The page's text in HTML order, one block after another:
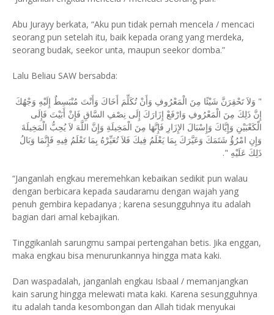
Abu Jurayy berkata, “Aku pun tidak pernah mencela / mencaci
seorang pun setelah itu, baik kepada orang yang merdeka,
seorang budak, seekor unta, maupun seekor domba.”
Lalu Beliau SAW bersabda:
"‏ وَلاَ تَحْقِرَنَّ شَيْئًا مِنَ الْمَعْرُوفِ وَأَنْ تُكَلِّمَ أَخَاكَ وَأَنْتَ مُنْبَسِطٌ إِلَيْهِ وَجْهُكَ
إِنَّ ذَلِكَ مِنَ الْمَعْرُوفِ وَارْفَعْ إِزَارَكَ إِلَى نِصْفِ السَّاقِ فَإِنْ أَبَيْتَ فَإِلَى
الْكَعْبَيْنِ وَإِيَّاكَ وَإِسْبَالَ الإِزَارِ فَإِنَّهَا مِنَ الْمَخِيلَةِ وَإِنَّ اللَّهَ لاَ يُحِبُّ الْمَخِيلَةَ
وَإِنِ امْرُؤٌ شَتَمَكَ وَعَيَّرَكَ بِمَا يَعْلَمُ فِيكَ فَلاَ تُعَيِّرْهُ بِمَا تَعْلَمُ فِيهِ فَإِنَّمَا وَبَالُ
ذَلِكَ عَلَيْهِ ‏"‏.
“Janganlah engkau meremehkan kebaikan sedikit pun walau
dengan berbicara kepada saudaramu dengan wajah yang
penuh gembira kepadanya ; karena sesungguhnya itu adalah
bagian dari amal kebajikan.
Tinggikanlah sarungmu sampai pertengahan betis. Jika enggan,
maka engkau bisa menurunkannya hingga mata kaki.
Dan waspadalah, janganlah engkau Isbaal / memanjangkan
kain sarung hingga melewati mata kaki. Karena sesungguhnya
itu adalah tanda kesombongan dan Allah tidak menyukai